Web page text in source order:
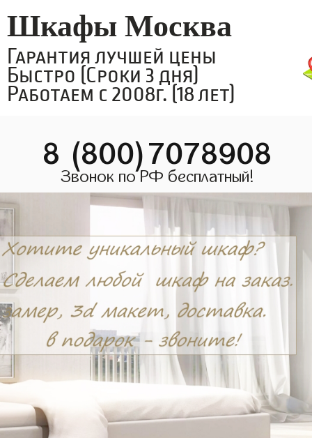
Шкафы Москва
Гарантия лучшей цены
Быстро (Сроки 3 дня)
Работаем с 2008г. (18 лет)
8 (800)7078908
Звонок по РФ бесплатный!